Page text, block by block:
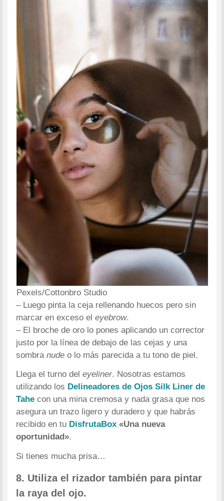
Pexels/Cottonbro Studio
– Luego pinta la ceja rellenando huecos pero sin
marcar en exceso eleyebrow.
– El broche de oro lo pones aplicando un corrector
justo por la línea de debajo de las cejas y una
sombranudeo lo más parecida a tu tono de piel.
Llega el turno deleyeliner. Nosotras estamos
utilizando los Delineadores de Ojos Silk Liner de
Tahe con una mina cremosa y nada grasa que nos
asegura un trazo ligero y duradero y que habrás
recibido en tu DisfrutaBox«Una nueva
oportunidad».
Si tienes mucha prisa…
8. Utiliza el rizador también para pintar
la raya del ojo.